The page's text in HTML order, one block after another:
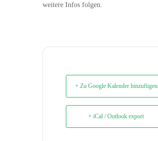
weitere Infos folgen.
+ Zu Google Kalender hinzufügen
+ iCal / Outlook export